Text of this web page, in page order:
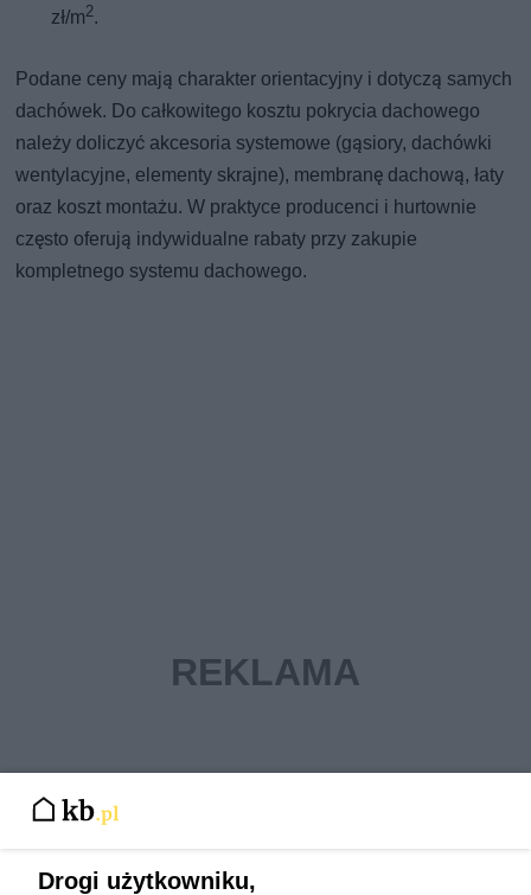
zł/m2.
Podane ceny mają charakter orientacyjny i dotyczą samych
dachówek. Do całkowitego kosztu pokrycia dachowego
należy doliczyć akcesoria systemowe (gąsiory, dachówki
wentylacyjne, elementy skrajne), membranę dachową, łaty
oraz koszt montażu. W praktyce producenci i hurtownie
często oferują indywidualne rabaty przy zakupie
kompletnego systemu dachowego.
Drogi użytkowniku,